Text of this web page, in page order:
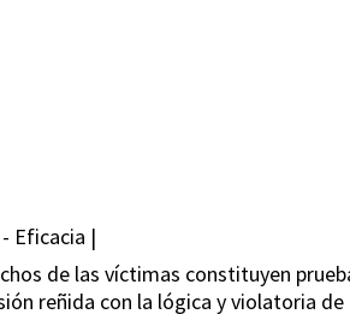
Eficacia |
de las víctimas constituyen
reñida con la lógica y violatoria